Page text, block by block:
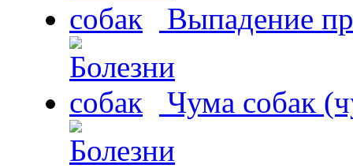
Выпадение
Чума собак